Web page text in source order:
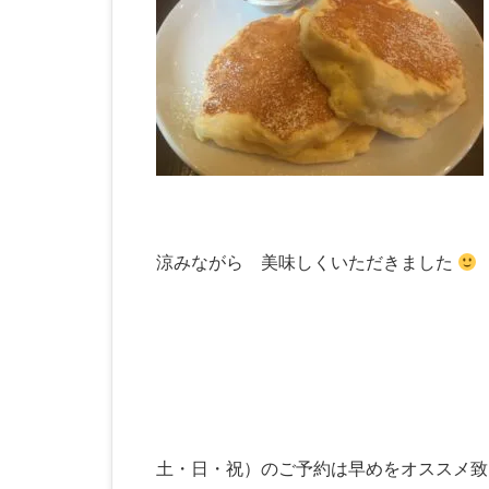
涼みながら 美味しくいただきました
土・日・祝）のご予約は早めをオススメ